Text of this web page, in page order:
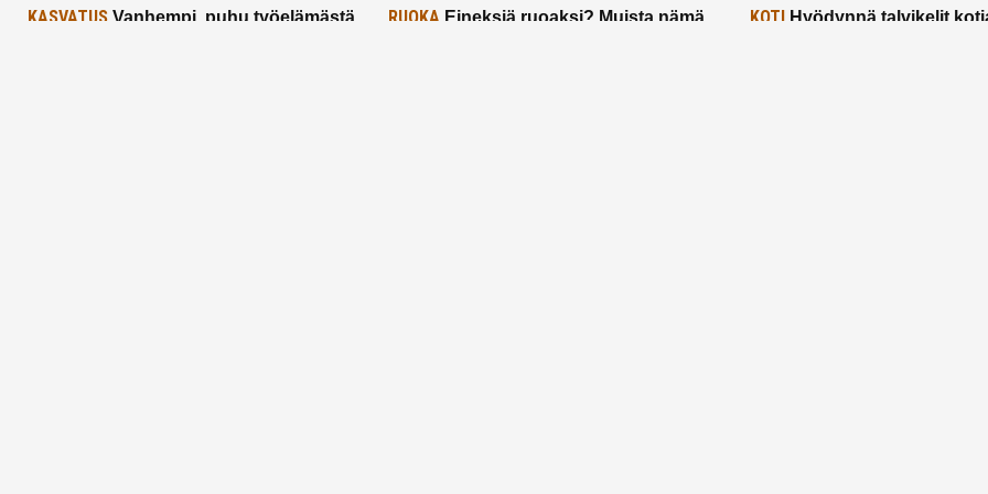
KASVATUS Vanhempi, puhu työelämästä
RUOKA Eineksiä ruoaksi? Muista nämä
KOTIHyödynnä talvikelit